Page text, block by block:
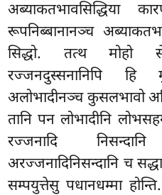
अब्याकतभावसिद्धिया
रूपनिब्बानानञ्च
सिद्धो. तत्थ मोहो
रज्जनदुस्सनानिपि हि
अलोभादीनञ्च कुसलभावो
तानि पन लोभादीनि
रज्जनादि निसन्दानि
अरज्जनादिनिसन्दानि च
सम्पयुत्तेसु पधानधम्मा